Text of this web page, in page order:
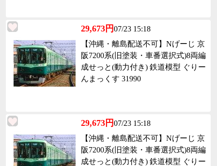
29,673円07/23 15:18
【沖縄・離島配送不可】Nげーじ 京
阪7200系(旧塗装・車番選択式)8両編
成せっと(動力付き) 鉄道模型 ぐりー
んまっくす 31990
29,673円07/23 15:18
【沖縄・離島配送不可】Nげーじ 京
阪7200系(旧塗装・車番選択式)8両編
成せっと(動力付き) 鉄道模型 ぐりー